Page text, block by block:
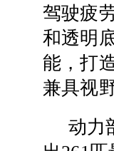
驾驶疲
和透明
能，打
兼具视
动力